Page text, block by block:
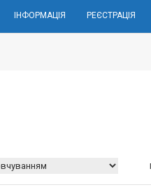
ІНФОРМАЦІЯ РЕЄСТРАЦІЯ